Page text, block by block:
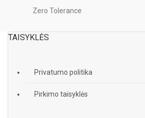
Zero Tolerance
TAISYKLĖS
Privatumo politika
Pirkimo taisyklės